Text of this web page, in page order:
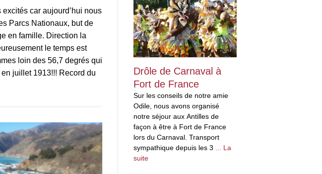
excités car aujourd’hui nous
Parcs Nationaux, but de
en famille. Direction la
le temps est
loin des 56,7 degrés qui
juillet 1913!!! Record du
Drôle de Carnaval à
Fort de France
Sur les conseils de notre amie
Odile, nous avons organisé
notre séjour aux Antilles de
façon à être à Fort de France
lors du Carnaval. Transport
sympathique depuis les 3 ... La
suite